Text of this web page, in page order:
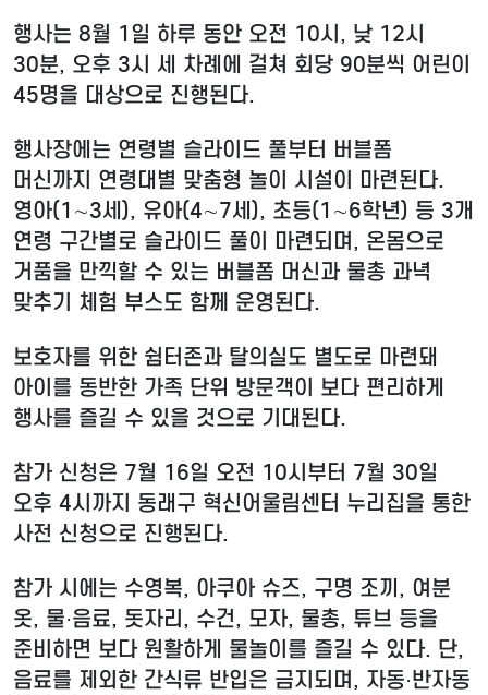
행사는 8월 1일 하루 동안 오전 10시, 낮 12시
30분, 오후 3시 세 차례에 걸쳐 회당 90분씩 어린이
45명을 대상으로 진행된다.
행사장에는 연령별 슬라이드 풀부터 버블폼
머신까지 연령대별 맞춤형 놀이 시설이 마련된다.
영아(1∼3세), 유아(4∼7세), 초등(1∼6학년) 등 3개
연령 구간별로 슬라이드 풀이 마련되며, 온몸으로
거품을 만끽할 수 있는 버블폼 머신과 물총 과녁
맞추기 체험 부스도 함께 운영된다.
보호자를 위한 쉼터존과 탈의실도 별도로 마련돼
아이를 동반한 가족 단위 방문객이 보다 편리하게
행사를 즐길 수 있을 것으로 기대된다.
참가 신청은 7월 16일 오전 10시부터 7월 30일
오후 4시까지 동래구 혁신어울림센터 누리집을 통한
사전 신청으로 진행된다.
참가 시에는 수영복, 아쿠아 슈즈, 구명 조끼, 여분
옷, 물·음료, 돗자리, 수건, 모자, 물총, 튜브 등을
준비하면 보다 원활하게 물놀이를 즐길 수 있다. 단,
음료를 제외한 간식류 반입은 금지되며, 자동·반자동